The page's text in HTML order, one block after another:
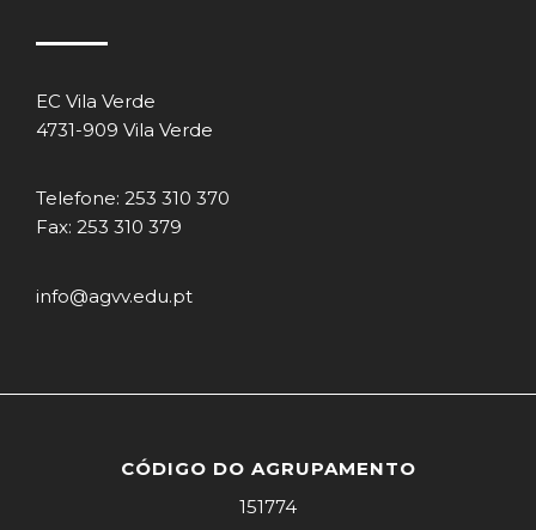
EC Vila Verde
4731-909 Vila Verde
Telefone: 253 310 370
Fax: 253 310 379
info@agvv.edu.pt
CÓDIGO DO AGRUPAMENTO
151774